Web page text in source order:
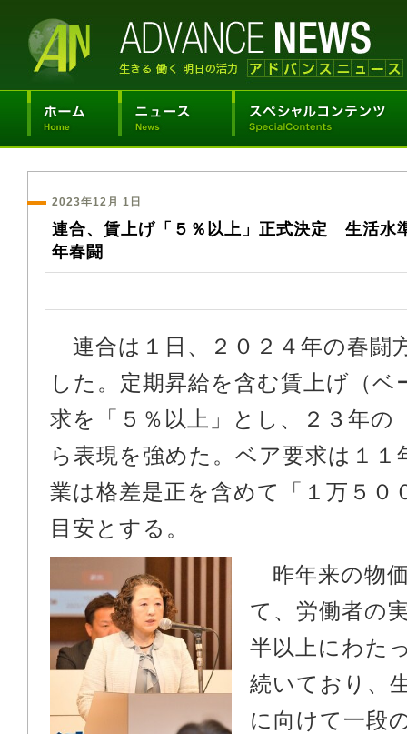
2023年12月 1日
連合、賃上げ「５％以上」正式決定 生活水
年春闘
連合は１日、２０２４年の春闘
した。定期昇給を含む賃上げ（ベ
求を「５％以上」とし、２３年の
ら表現を強めた。ベア要求は１１
業は格差是正を含めて「１万５０
目安とする。
昨年来の物
て、労働者の
半以上にわた
続いており、
に向けて一段